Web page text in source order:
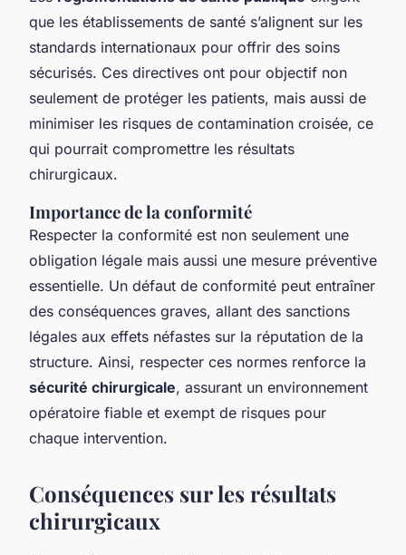
que les établissements de santé s’alignent sur les
standards internationaux pour offrir des soins
sécurisés. Ces directives ont pour objectif non
seulement de protéger les patients, mais aussi de
minimiser les risques de contamination croisée, ce
qui pourrait compromettre les résultats
chirurgicaux.
Importance de la conformité
Respecter la conformité est non seulement une
obligation légale mais aussi une mesure préventive
essentielle. Un défaut de conformité peut entraîner
des conséquences graves, allant des sanctions
légales aux effets néfastes sur la réputation de la
structure. Ainsi, respecter ces normes renforce la
sécurité chirurgicale, assurant un environnement
opératoire fiable et exempt de risques pour
chaque intervention.
Conséquences sur les résultats
chirurgicaux